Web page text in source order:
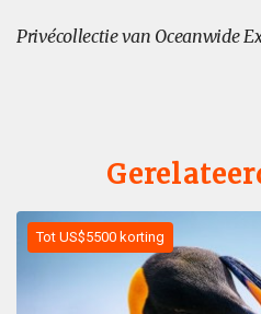
Privécollectie van Oceanwide
Tot US$5500 korting